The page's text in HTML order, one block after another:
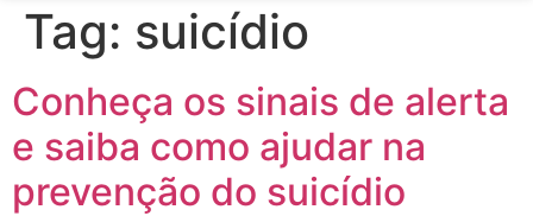
Tag: suicídio
Conheça os sinais de alerta
e saiba como ajudar na
prevenção do suicídio